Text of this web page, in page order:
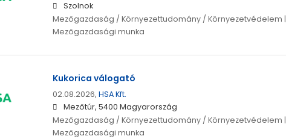
Szolnok
Mezőgazdaság / Környezettudomány / Környezetvédelem |
Mezőgazdasági munka
Kukorica válogató
02.08.2026, HSA Kft.
Mezőtúr, 5400 Magyarország
Mezőgazdaság / Környezettudomány / Környezetvédelem |
Mezőgazdasági munka